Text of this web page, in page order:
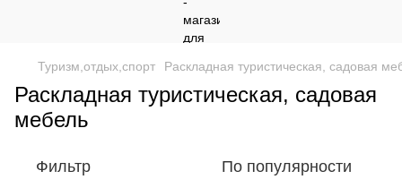
Туризм,отдых,спорт Раскладная туристическая, садовая
Раскладная туристическая, садовая
мебель
Фильтр По популярности